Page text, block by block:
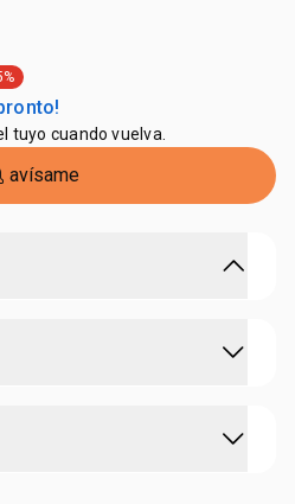
-35%
tuyo cuando vuelva.
avísame
intensamente, devuelve el brillo